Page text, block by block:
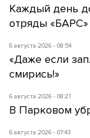
Каждый день
отряды
6 августа 2026 - 08:54
«Даже если
смирись!»
6 августа 2026 - 08:21
В Парковом
6 августа 2026 - 07:43